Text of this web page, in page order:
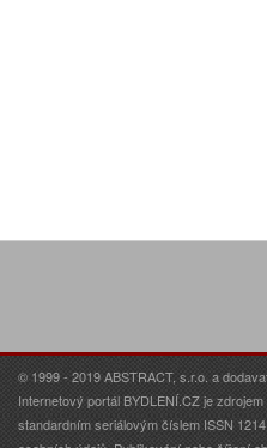
© 1999 - 2019 ABSTRACT, s.r.o. a
Internetový portál BYDLENÍ.CZ je
standardním seriálovým číslem ISSN